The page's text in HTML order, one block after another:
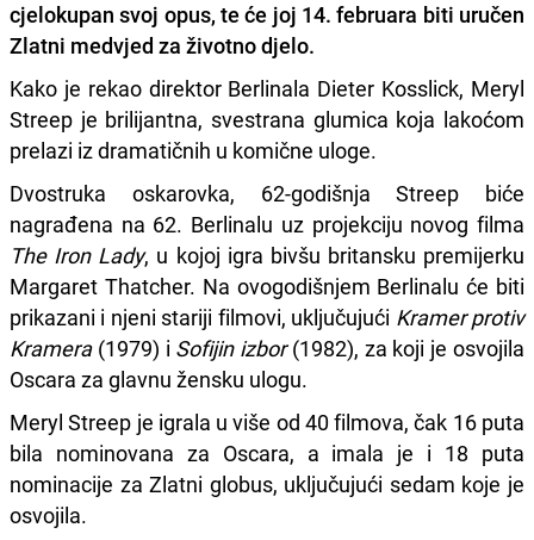
cjelokupan svoj opus, te će joj 14. februara biti uručen
Zlatni medvjed za životno djelo.
Kako je rekao direktor Berlinala Dieter Kosslick, Meryl
Streep je brilijantna, svestrana glumica koja lakoćom
prelazi iz dramatičnih u komične uloge.
Dvostruka oskarovka, 62-godišnja Streep biće
nagrađena na 62. Berlinalu uz projekciju novog filma
The Iron Lady, u kojoj igra bivšu britansku premijerku
Margaret Thatcher. Na ovogodišnjem Berlinalu će biti
prikazani i njeni stariji filmovi, uključujući Kramer protiv
Kramera(1979) i Sofijin izbor(1982), za koji je osvojila
Oscara za glavnu žensku ulogu.
Meryl Streep je igrala u više od 40 filmova, čak 16 puta
bila nominovana za Oscara, a imala je i 18 puta
nominacije za Zlatni globus, uključujući sedam koje je
osvojila.